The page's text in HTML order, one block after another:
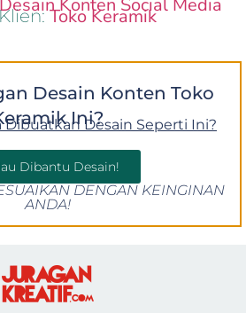
Toko Keramik
Desain Konten Toko
Ini?
Dibuatkan Desain Seperti Ini?
Dibantu Desain!
DENGAN KEINGINAN
ANDA!